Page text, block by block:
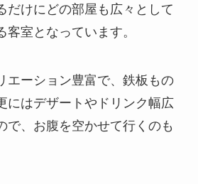
だけにどの部屋も広々として
室となっています。
エーション豊富で、鉄板もの
にはデザートやドリンク幅広
で、お腹を空かせて行くのも